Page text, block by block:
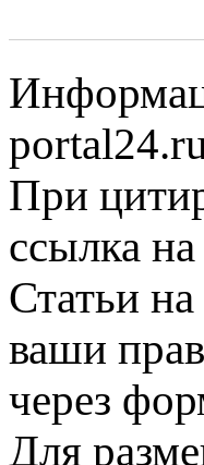
При
ссылка на
Статьи
ваши
через
Для